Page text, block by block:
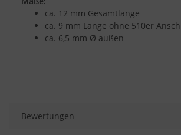
ca. 12 mm Gesamtlänge
ca. 9 mm Länge ohne 510er
ca. 6,5 mm Ø außen
Bewertungen